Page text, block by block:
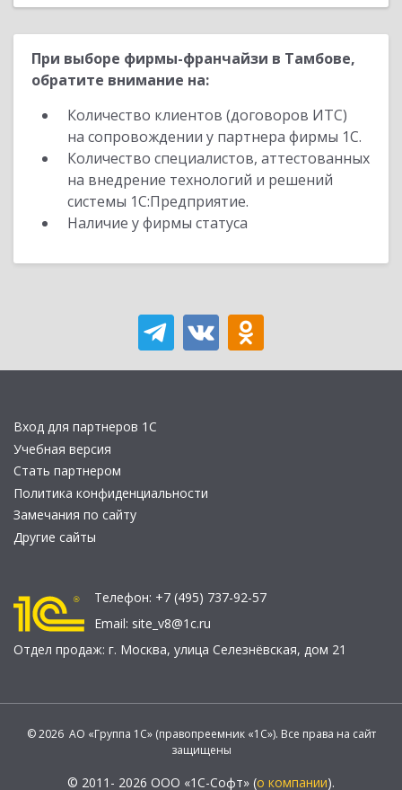
При выборе фирмы-франчайзи в Тамбове,
обратите внимание на:
Количество клиентов (договоров ИТС)
на сопровождении у партнера фирмы 1С.
Количество специалистов, аттестованных
на внедрение технологий и решений
системы 1С:Предприятие.
Наличие у фирмы статуса
Вход для партнеров 1С
Учебная версия
Стать партнером
Политика конфиденциальности
Замечания по сайту
Другие сайты
Телефон: +7 (495) 737-92-57
Email: site_v8@1c.ru
Отдел продаж: г. Москва, улица Селезнёвская, дом 21
© 2026 АО «Группа 1С» (правопреемник «1С»). Все права на сайт
защищены
© 2011- 2026 ООО «1С-Софт» (о компании).